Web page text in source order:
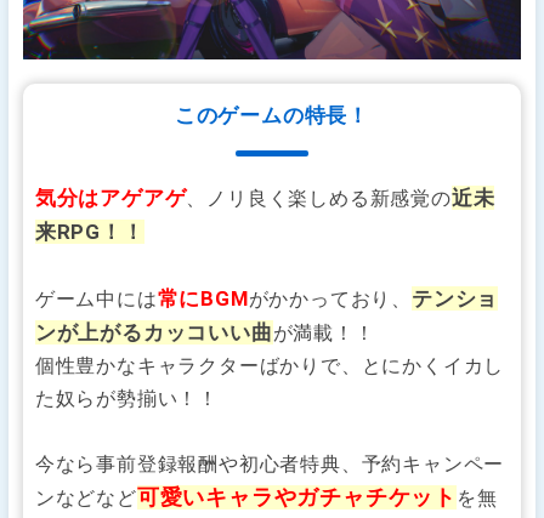
このゲームの特長！
気分はアゲアゲ、ノリ良く楽しめる新感覚の近未
来RPG！！
ゲーム中には常にBGMがかかっており、 テンショ
ンが上がるカッコいい曲が満載！！
個性豊かなキャラクターばかりで、とにかくイカし
た奴らが勢揃い！！
今なら事前登録報酬や初心者特典、予約キャンペー
ンなどなど可愛いキャラやガチャチケット を無